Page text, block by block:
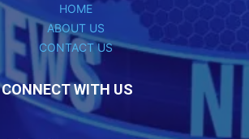
HOME
ABOUT US
CONTACT US
CONNECT WITH US